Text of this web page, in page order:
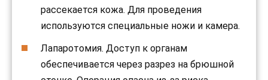
рассекается кожа. Для проведения
используются специальные ножи и камера.
Лапаротомия. Доступ к органам
обеспечивается через разрез на брюшной